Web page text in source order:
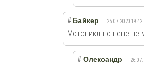
# Байкер 25.07.2020 19:42
Мотоцикл по цене не
# Олександр